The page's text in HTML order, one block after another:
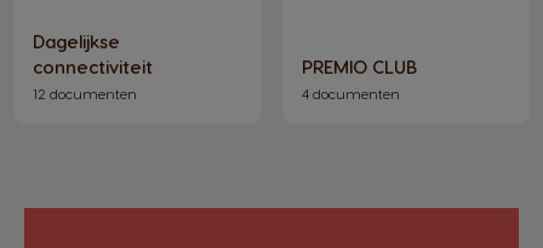
Dagelijkse
connectiviteit
12 documenten
PREMIO CLUB
4 documenten